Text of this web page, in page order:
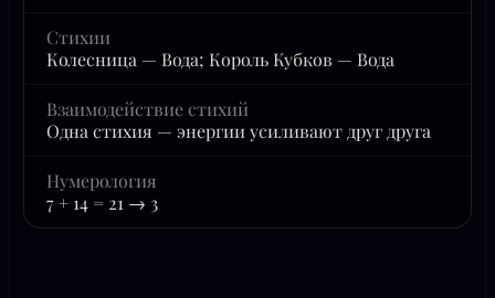
Стихии
Колесница — Вода; Король Кубков — Вода
Взаимодействие стихий
Одна стихия — энергии усиливают друг друга
Нумерология
7 + 14 = 21 → 3